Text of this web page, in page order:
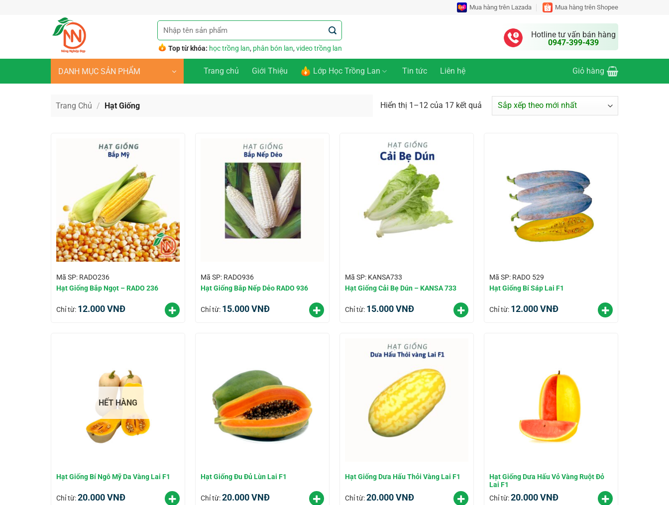
Mua hàng trên Lazada Mua hàng trên Shopee
kiếm:
Top từ khóa: học trồng lan, phân bón lan, video trồng lan
Hotline tư vấn bán hàng
0947-399-439
DANH MỤC SẢN PHẨM Trang chủ Giới Thiệu Lớp Học Trồng Lan Tin tức Liên hệ Giỏ hàng
Trang Chủ / Hạt Giống Hiển thị 1–12 của 17 kết quả
sắp
Mã SP: RADO236
Hạt Giống Bắp Ngọt – RADO 236
Chỉ từ: 12.000VNĐ
Mã SP: RADO936
Hạt Giống Bắp Nếp Dẻo RADO 936
Chỉ từ: 15.000VNĐ
Mã SP: KANSA733
Hạt Giống Cải Bẹ Dún – KANSA 733
Chỉ từ: 15.000VNĐ
Mã SP: RADO 529
Hạt Giống Bí Sáp Lai F1
Chỉ từ: 12.000VNĐ
HẾT HÀNG
Hạt Giống Bí Ngô Mỹ Da Vàng Lai F1
Chỉ từ:20.000VNĐ
Hạt Giống Đu Đủ Lùn Lai F1
Chỉ từ:20.000VNĐ
Hạt Giống Dưa Hấu Thỏi Vàng Lai F1
Chỉ từ:20.000VNĐ
Hạt Giống Dưa Hấu Vỏ Vàng Ruột Đỏ
Lai F1
Chỉ từ:20.000VNĐ